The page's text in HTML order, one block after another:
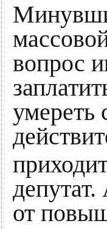
вопрос
умереть
депутат.
от